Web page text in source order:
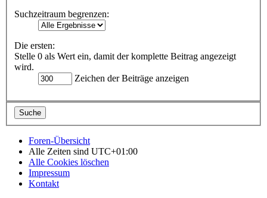
Suchzeitraum begrenzen:
Die ersten:
Stelle 0 als Wert ein, damit der komplette Beitrag angezeigt
wird.
Zeichen der Beiträge anzeigen
Foren-Übersicht
Alle Zeiten sind UTC+01:00
Alle Cookies löschen
Impressum
Kontakt